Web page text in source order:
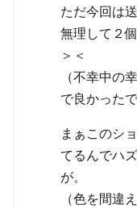
ただ今回は
無理して２
＞＜
（不幸中の
で良かったで
まぁこのシ
てるんでハ
が。
（色を間違